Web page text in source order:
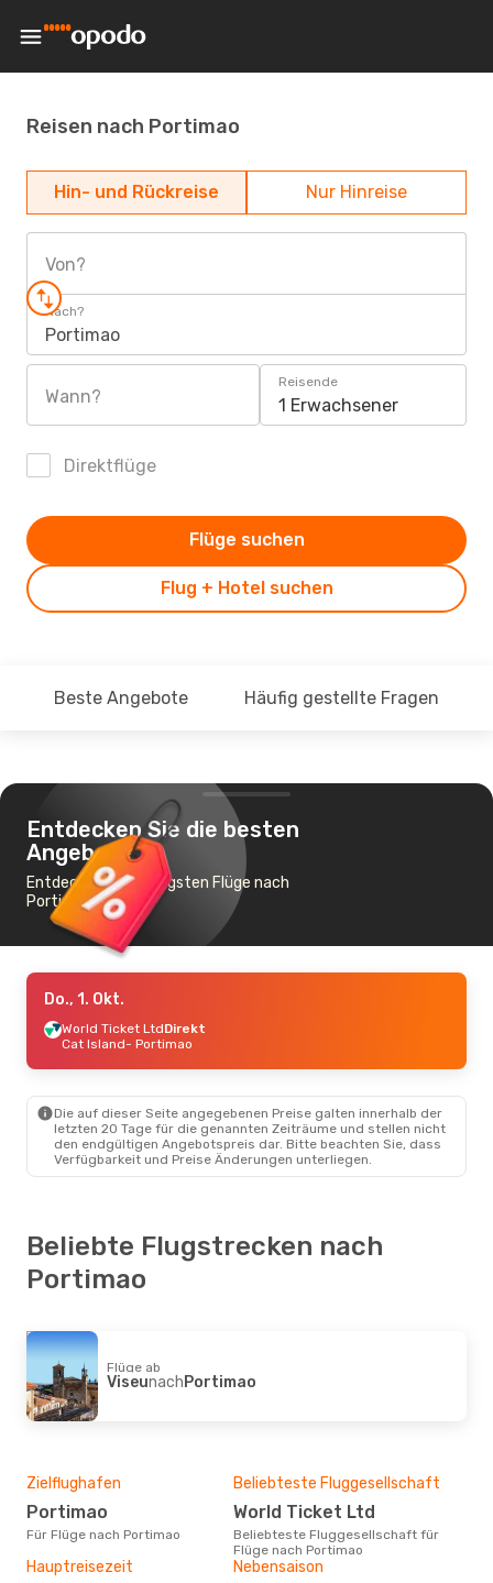
Reisen nach Portimao
Hin- und Rückreise Nur Hinreise
Von?
Nach?
Portimao
Wann?
Reisende
1 Erwachsener
Direktflüge
Flug + Hotel suchen
Flüge suchen
Beste Angebote Häufig gestellte Fragen
Entdecken Sie die besten
Angebote
Entdecke die günstigsten Flüge nach
Portimao
Do., 1. Okt.
World Ticket LtdDirekt
Cat Island- Portimao
Die auf dieser Seite angegebenen Preise galten innerhalb der
letzten 20 Tage für die genannten Zeiträume und stellen nicht
den endgültigen Angebotspreis dar. Bitte beachten Sie, dass
Verfügbarkeit und Preise Änderungen unterliegen.
Beliebte Flugstrecken nach
Portimao
Flüge ab
ViseunachPortimao
Zielflughafen
Portimao
Für Flüge nach Portimao
Beliebteste Fluggesellschaft
World Ticket Ltd
Beliebteste Fluggesellschaft für
Flüge nach Portimao
Hauptreisezeit Nebensaison